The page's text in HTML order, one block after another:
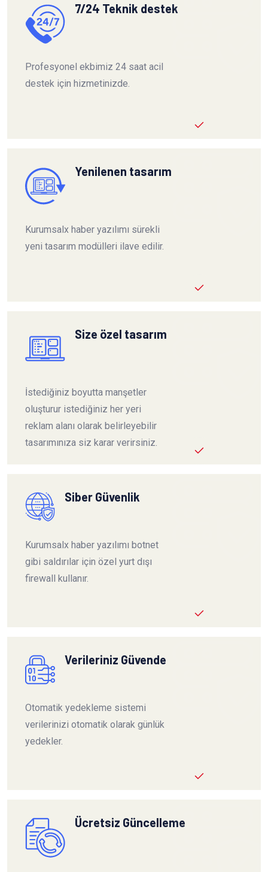
7/24 Teknik destek
Profesyonel ekbimiz 24 saat acil
destek için hizmetinizde.
Yenilenen tasarım
Kurumsalx haber yazılımı sürekli
yeni tasarım modülleri ilave edilir.
Size özel tasarım
İstediğiniz boyutta manşetler
oluşturur istediğiniz her yeri
reklam alanı olarak belirleyebilir
tasarımınıza siz karar verirsiniz.
Siber Güvenlik
Kurumsalx haber yazılımı botnet
gibi saldırılar için özel yurt dışı
firewall kullanır.
Verileriniz Güvende
Otomatik yedekleme sistemi
verilerinizi otomatik olarak günlük
yedekler.
Ücretsiz Güncelleme